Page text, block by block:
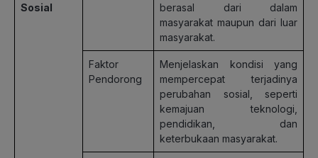
Sosial
berasal dari dalam
masyarakat maupun dari luar
masyarakat.
Faktor
Pendorong
Menjelaskan kondisi yang
mempercepat terjadinya
perubahan sosial, seperti
kemajuan teknologi,
pendidikan, dan
keterbukaan masyarakat.